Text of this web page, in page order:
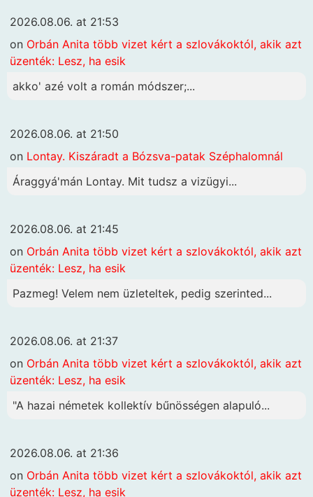
2026.08.06. at 21:53
on Orbán Anita több vizet kért a szlovákoktól, akik azt
üzenték: Lesz, ha esik
akko' azé volt a román módszer;...
2026.08.06. at 21:50
on Lontay. Kiszáradt a Bózsva-patak Széphalomnál
Áraggyá'mán Lontay. Mit tudsz a vizügyi...
2026.08.06. at 21:45
on Orbán Anita több vizet kért a szlovákoktól, akik azt
üzenték: Lesz, ha esik
Pazmeg! Velem nem üzleteltek, pedig szerinted...
2026.08.06. at 21:37
on Orbán Anita több vizet kért a szlovákoktól, akik azt
üzenték: Lesz, ha esik
"A hazai németek kollektív bűnösségen alapuló...
2026.08.06. at 21:36
on Orbán Anita több vizet kért a szlovákoktól, akik azt
üzenték: Lesz, ha esik